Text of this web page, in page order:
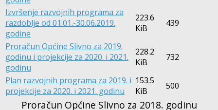
Izvršenje razvojnih programa za
razdoblje od 01.01.-30.06.2019.
godine
223.6
KiB
439
Proračun Općine Slivno za 2019.
godinu i projekcije za 2020. i 2021.
godinu
228.2
KiB
732
Plan razvojnih programa za 2019. i
projekcije za 2020. i 2021. godinu
153.5
KiB
500
Proračun Općine Slivno za 2018. godinu